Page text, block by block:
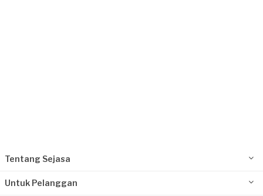
Tentang Sejasa
Untuk Pelanggan